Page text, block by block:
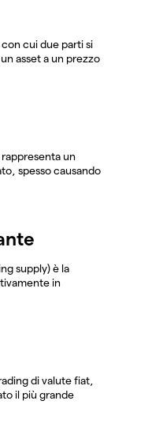
cui due parti si
asset a un prezzo
un
spesso causando
supply) è la
in
di valute fiat,
il più grande